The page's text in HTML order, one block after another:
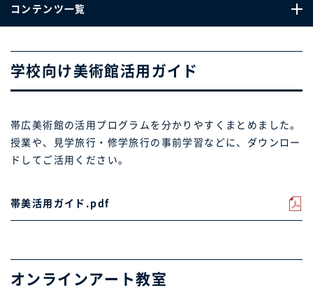
コンテンツ一覧
学校向け美術館活用ガイド
帯広美術館の活用プログラムを分かりやすくまとめました。
授業や、見学旅行・修学旅行の事前学習などに、ダウンロー
ドしてご活用ください。
帯美活用ガイド.pdf
オンラインアート教室